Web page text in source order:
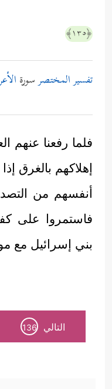
﴿١٣٥﴾
تفسير المختصرسورة
فلما رفعنا عنهم
إهلاكهم بالغرق
أنفسهم من
فاستمروا على
بني إسرائيل مع
التالي 136